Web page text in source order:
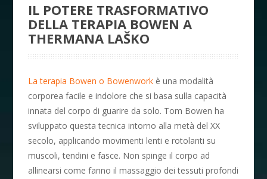
IL POTERE TRASFORMATIVO
DELLA TERAPIA BOWEN A
THERMANA LAŠKO
La terapia Bowen o Bowenwork è una modalità
corporea facile e indolore che si basa sulla capacità
innata del corpo di guarire da solo. Tom Bowen ha
sviluppato questa tecnica intorno alla metà del XX
secolo, applicando movimenti lenti e rotolanti su
muscoli, tendini e fasce. Non spinge il corpo ad
allinearsi come fanno il massaggio dei tessuti profondi